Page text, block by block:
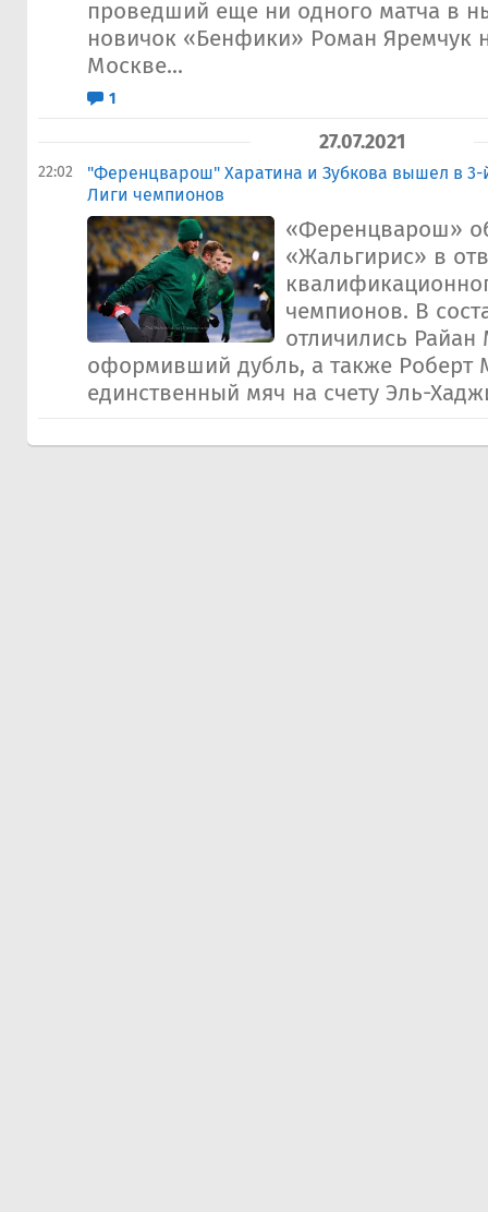
проведший еще ни одного матча в
новичок «Бенфики» Роман Яремчук
Москве...
1
27.07.2021
22:02
"Ференцварош" Харатина и Зубкова вышел в
Лиги чемпионов
«Ференцварош»
«Жальгирис» в
чемпионов. В
отличились Райан
оформивший дубль, а также Роберт
единственный мяч на счету Эль-